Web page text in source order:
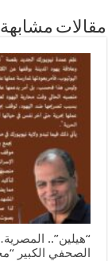
مقالات مشابهة
“هيلين”..
الصحفي الكبير